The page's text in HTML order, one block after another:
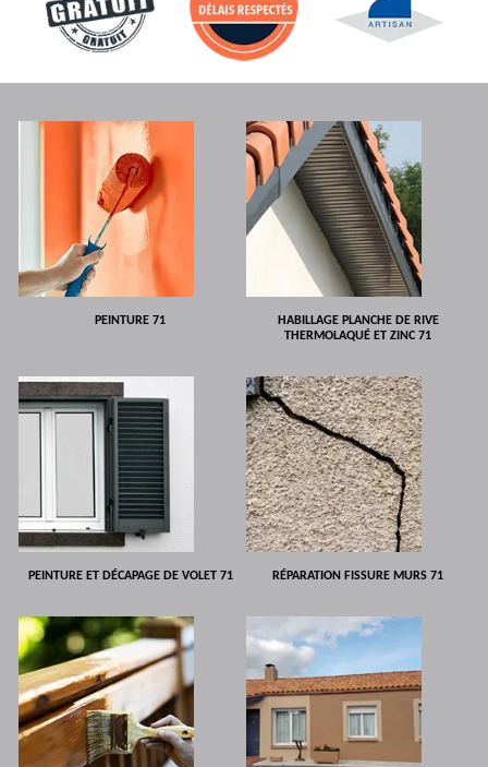
PEINTURE 71
HABILLAGE PLANCHE DE RIVE
THERMOLAQUÉ ET ZINC 71
PEINTURE ET DÉCAPAGE DE VOLET 71 RÉPARATION FISSURE MURS 71